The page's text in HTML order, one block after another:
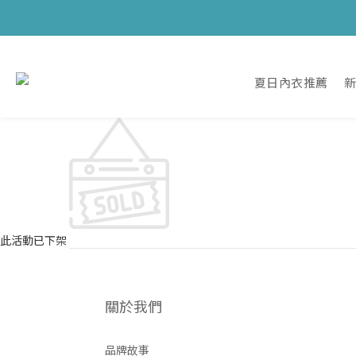
夏日內衣推薦
此活動已下架
關於我們
品牌故事